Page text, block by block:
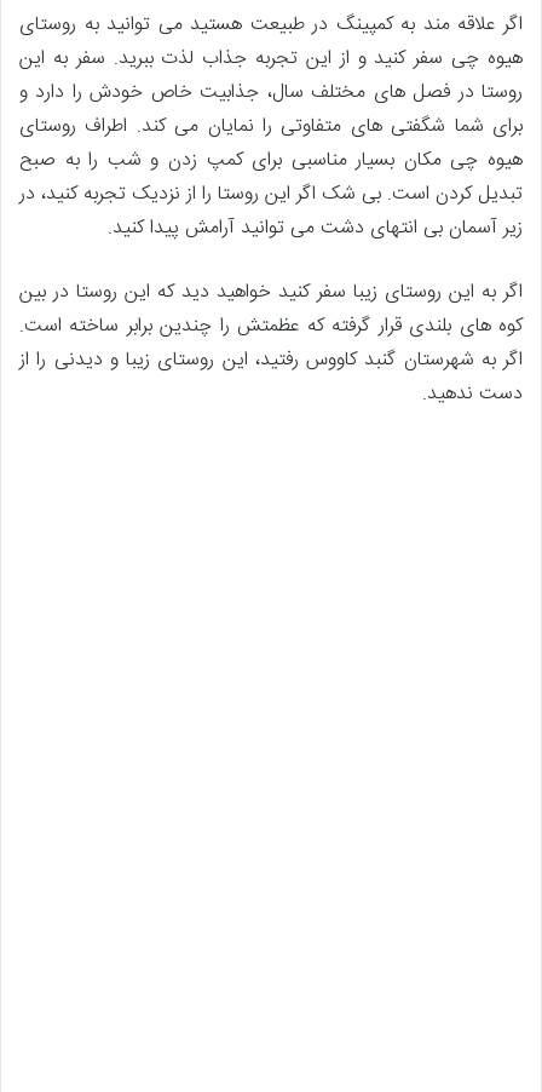
اگر علاقه مند به کمپینگ در طبیعت هستید می توانید به روستای
هیوه چی سفر کنید و از این تجربه جذاب لذت ببرید. سفر به این
روستا در فصل های مختلف سال، جذابیت خاص خودش را دارد و
برای شما شگفتی های متفاوتی را نمایان می کند. اطراف روستای
هیوه چی مکان بسیار مناسبی برای کمپ زدن و شب را به صبح
تبدیل کردن است. بی شک اگر این روستا را از نزدیک تجربه کنید، در
زیر آسمان بی انتهای دشت می توانید آرامش پیدا کنید.
اگر به این روستای زیبا سفر کنید خواهید دید که این روستا در بین
کوه های بلندی قرار گرفته که عظمتش را چندین برابر ساخته است.
اگر به شهرستان گنبد کاووس رفتید، این روستای زیبا و دیدنی را از
دست ندهید.